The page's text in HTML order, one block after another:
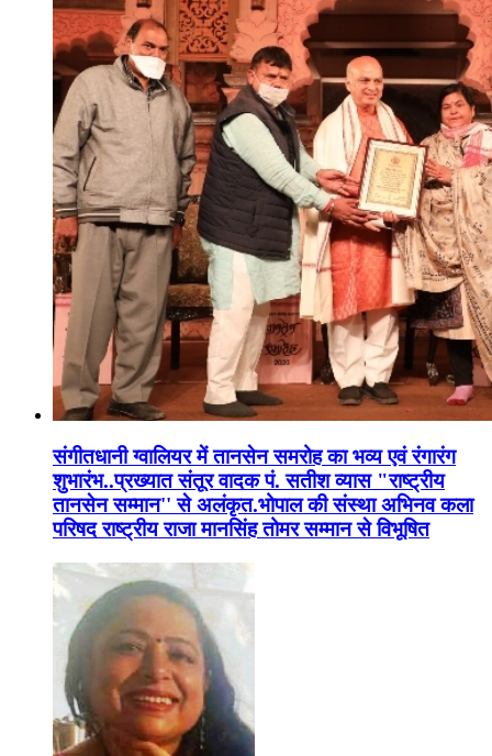
संगीतधानी ग्वालियर में तानसेन समरोह का भव्य एवं रंगारंग
शुभारंभ..प्रख्यात संतूर वादक पं. सतीश व्यास "राष्ट्रीय
तानसेन सम्मान'' से अलंकृत.भोपाल की संस्था अभिनव कला
परिषद राष्ट्रीय राजा मानसिंह तोमर सम्मान से विभूषित